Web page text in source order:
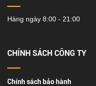
Hàng ngày 8:00 - 21:00
CHÍNH SÁCH CÔNG TY
Chính sách bảo hành